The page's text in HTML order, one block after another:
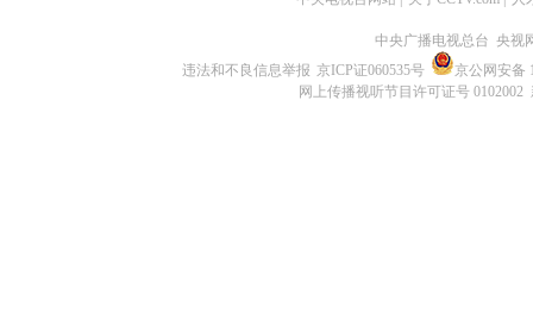
中央广播电视总台 央视
违法和不良信息举报 京ICP证060535号
京公网安备
网上传播视听节目许可证号 0102002